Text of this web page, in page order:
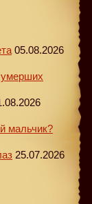
05.08.2026
мальчик?
25.07.2026